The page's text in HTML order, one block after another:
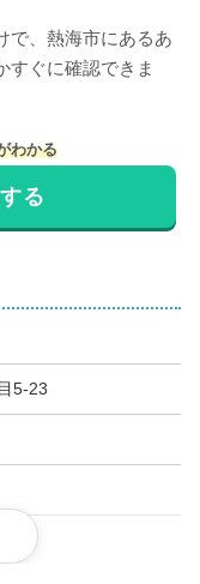
、 熱海市にあるあ
すぐに確認できま
わかる
る
5-23